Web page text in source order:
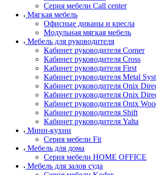
Серия мебели Call center
Мягкая мебель
Офисные диваны и кресла
Модульная мягкая мебель
Мебель для руководителя
Кабинет руководителя Corner
Кабинет руководителя Cross
Кабинет руководителя First
Кабинет руководителя Metal
Кабинет руководителя Onix
Кабинет руководителя Onix
Кабинет руководителя Onix
Кабинет руководителя Shift
Кабинет руководителя Yalta
Мини-кухни
Серия мебели Fit
Мебель для дома
Серия мебели HOME OFFICE
Мебель для залов суда